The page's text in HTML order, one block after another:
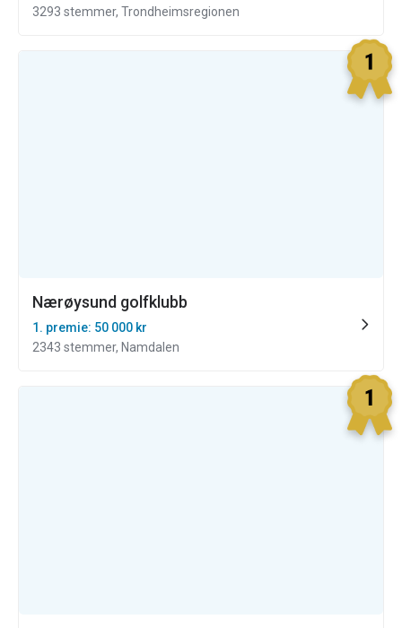
3293 stemmer, Trondheimsregionen
Nærøysund golfklubb
1. premie: 50 000 kr
2343 stemmer, Namdalen